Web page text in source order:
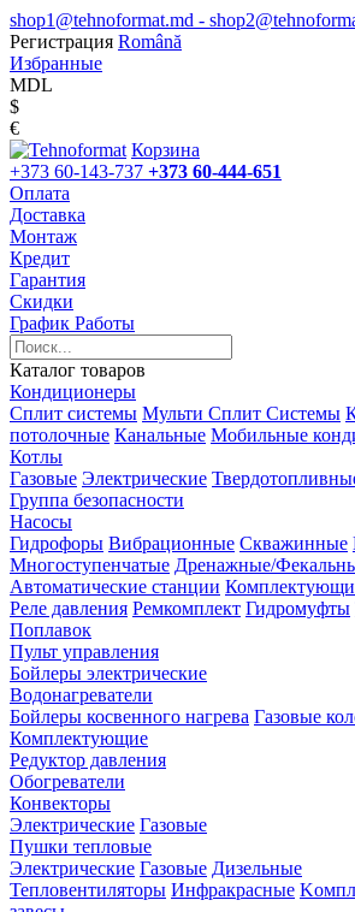
shop1@tehnoformat.md -
Регистрация Română
Избранные
MDL
$
€
Корзина
+373 60-143-737 +373 60-444-651
Оплата
Доставка
Монтаж
Кредит
Гарантия
Скидки
График Работы
Каталог товаров
Кондиционеры
Сплит системы Мульти Сплит Системы
потолочные Канальные Мобильные
Котлы
Газовые Электрические
Группа безопасности
Насосы
Гидрофоры Вибрационные Скважинные
Многоступенчатые Дренажные/
Автоматические станции
Реле давления Ремкомплект Гидромуфты
Поплавок
Пульт управления
Бойлеры электрические
Водонагреватели
Бойлеры косвенного нагрева Газовые
Комплектующие
Редуктор давления
Обогреватели
Конвекторы
Электрические Газовые
Пушки тепловые
Электрические Газовые Дизельные
Тепловентиляторы Инфракрасные